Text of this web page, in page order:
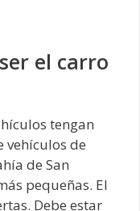
el carro
tengan
vehículos de
de San
pequeñas. El
Debe estar